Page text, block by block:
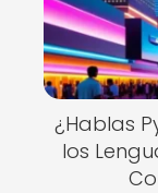
¿Hablas
los